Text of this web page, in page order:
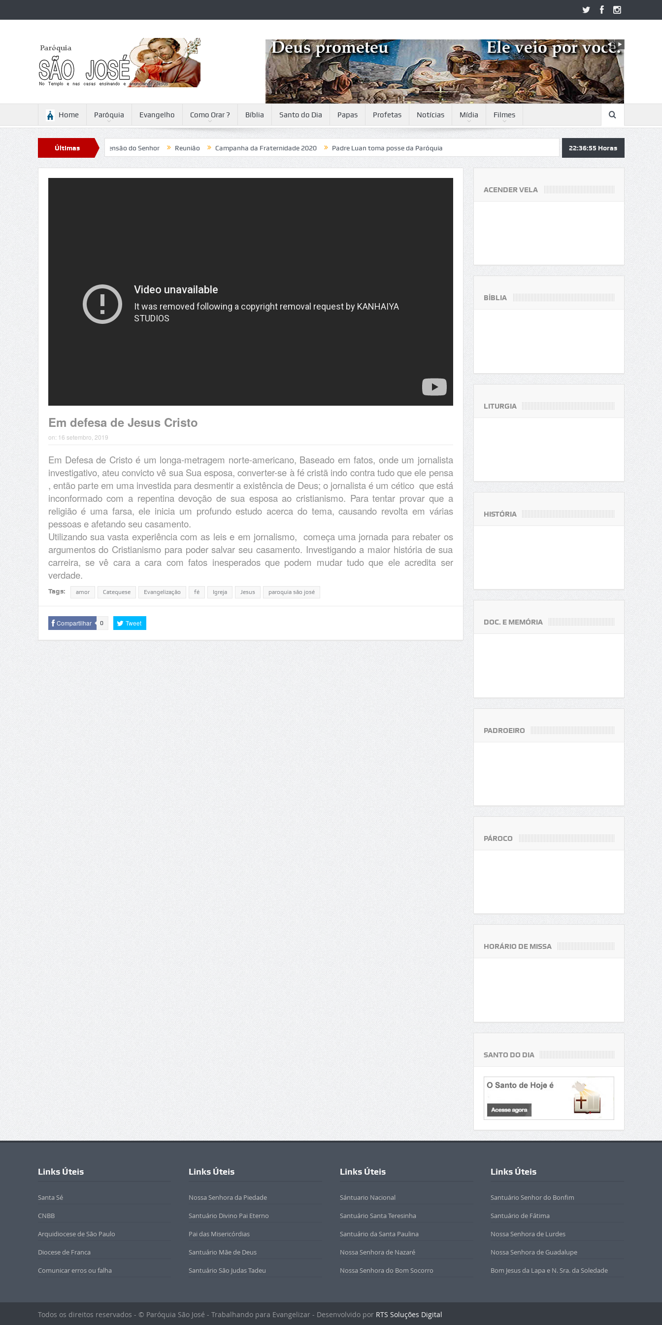
Home Paróquia Evangelho Como Orar ? Bíblia Santo do Dia Papas Profetas Notícias Mídia Filmes
Últimas
Notícias
Reflexão para a Ascensão do Senhor Reunião Campanha da Fraternidade 2020 Padre Luan toma posse da Paróquia 22:36:56 Horas
Em defesa de Jesus Cristo
on: 16 setembro, 2019
Em Defesa de Cristo é um longa-metragem norte-americano, Baseado em fatos, onde um jornalista
investigativo, ateu convicto vê sua Sua esposa, converter-se à fé cristã indo contra tudo que ele pensa
, então parte em uma investida para desmentir a existência de Deus; o jornalista é um cético que está
inconformado com a repentina devoção de sua esposa ao cristianismo. Para tentar provar que a
religião é uma farsa, ele inicia um profundo estudo acerca do tema, causando revolta em várias
pessoas e afetando seu casamento.
Utilizando sua vasta experiência com as leis e em jornalismo, começa uma jornada para rebater os
argumentos do Cristianismo para poder salvar seu casamento. Investigando a maior história de sua
carreira, se vê cara a cara com fatos inesperados que podem mudar tudo que ele acredita ser
verdade.
Tags: amor Catequese Evangelização fé Igreja Jesus paroquia são josé
Compartilhar 0 Tweet
ACENDER VELA
BÍBLIA
LITURGIA
HISTÓRIA
DOC. E MEMÓRIA
PADROEIRO
PÁROCO
HORÁRIO DE MISSA
SANTO DO DIA
Links Úteis
Santa Sé
CNBB
Arquidiocese de São Paulo
Diocese de Franca
Comunicar erros ou falha
Links Úteis
Nossa Senhora da Piedade
Santuário Divino Pai Eterno
Pai das Misericórdias
Santuário Mãe de Deus
Santuário São Judas Tadeu
Links Úteis
Sántuario Nacional
Santuário Santa Teresinha
Santuário da Santa Paulina
Nossa Senhora de Nazaré
Nossa Senhora do Bom Socorro
Links Úteis
Santuário Senhor do Bonfim
Santuário de Fátima
Nossa Senhora de Lurdes
Nossa Senhora de Guadalupe
Bom Jesus da Lapa e N. Sra. da Soledade
Todos os direitos reservados - © Paróquia São José - Trabalhando para Evangelizar - Desenvolvido por RTS Soluções Digital